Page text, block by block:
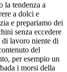
la tendenza a
a dolci e
e prepariamo dei
senza eccedere
di lavoro niente di
del
per esempio un
i morsi della